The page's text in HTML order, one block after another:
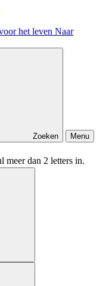
Naar
Zoeken
Menu
meer dan 2 letters in.